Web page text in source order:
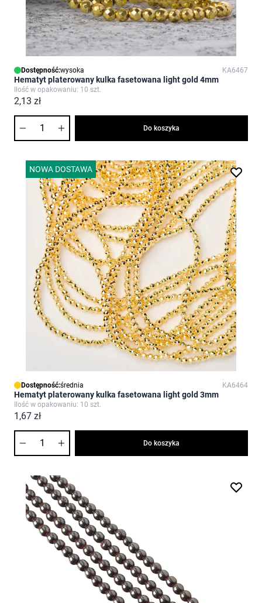
Dostępność:wysoka KA6467
Hematyt platerowany kulka fasetowana light gold 4mm
Ilość w opakowaniu: 10 szt.
2,13 zł
Do koszyka
NOWA DOSTAWA
Dostępność:średnia KA6464
Hematyt platerowany kulka fasetowana light gold 3mm
Ilość w opakowaniu: 10 szt.
1,67 zł
Do koszyka